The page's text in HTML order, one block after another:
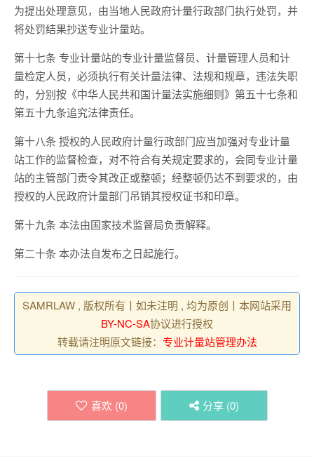
为提出处理意见，由当地人民政府计量行政部门执行处罚，并
将处罚结果抄送专业计量站。
第十七条 专业计量站的专业计量监督员、计量管理人员和计
量检定人员，必须执行有关计量法律、法规和规章，违法失职
的，分别按《中华人民共和国计量法实施细则》第五十七条和
第五十九条追究法律责任。
第十八条 授权的人民政府计量行政部门应当加强对专业计量
站工作的监督检查，对不符合有关规定要求的，会同专业计量
站的主管部门责令其改正或整顿；经整顿仍达不到要求的，由
授权的人民政府计量部门吊销其授权证书和印章。
第十九条 本法由国家技术监督局负责解释。
第二十条 本办法自发布之日起施行。
SAMRLAW , 版权所有丨如未注明 , 均为原创丨本网站采用
BY-NC-SA协议进行授权
转载请注明原文链接： 专业计量站管理办法
喜欢 (0) 分享 (0)